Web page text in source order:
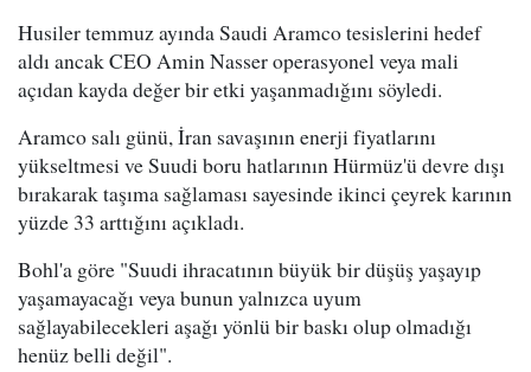
Husiler temmuz ayında Saudi Aramco tesislerini hedef
aldı ancak CEO Amin Nasser operasyonel veya mali
açıdan kayda değer bir etki yaşanmadığını söyledi.
Aramco salı günü, İran savaşının enerji fiyatlarını
yükseltmesi ve Suudi boru hatlarının Hürmüz'ü devre dışı
bırakarak taşıma sağlaması sayesinde ikinci çeyrek karının
yüzde 33 arttığını açıkladı.
Bohl'a göre "Suudi ihracatının büyük bir düşüş yaşayıp
yaşamayacağı veya bunun yalnızca uyum
sağlayabilecekleri aşağı yönlü bir baskı olup olmadığı
henüz belli değil".